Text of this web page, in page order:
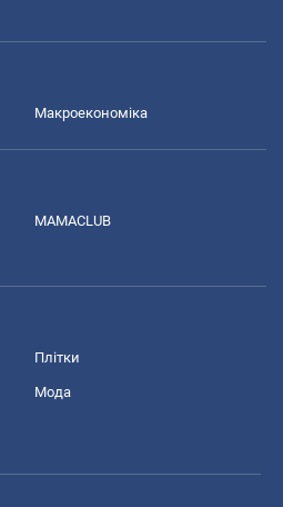
Макроекономіка
MAMACLUB
Плітки
Мода